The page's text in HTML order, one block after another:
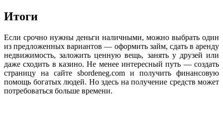
Итоги
Если срочно нужны деньги наличными, можно выбрать один
из предложенных вариантов — оформить займ, сдать в аренду
недвижимость, заложить ценную вещь, занять у друзей или
даже сходить в казино. Не менее интересный путь — создать
страницу на сайте sbordeneg.com и получить финансовую
помощь богатых людей. Но здесь на получение средств может
потребоваться больше времени.